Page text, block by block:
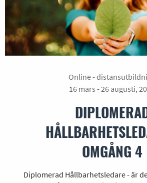
Online -
16 mars - 26 augusti,
OMGÅNG 4
Diplomerad Hållbarhetsledare - är